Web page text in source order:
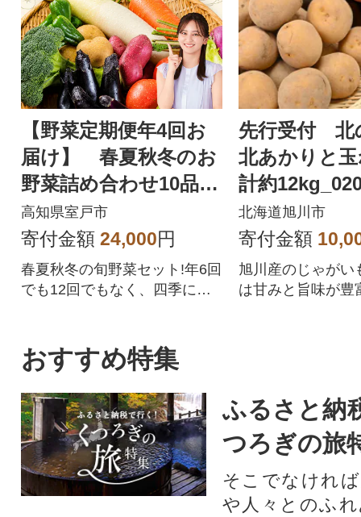
【野菜定期便年4回お
届け】 春夏秋冬のお
野菜詰め合わせ10品
レシピ付き春夏秋冬の
野菜セット
高知県室戸市
寄付金額 24,000円
春夏秋冬の旬野菜セット!年6回
でも12回でもなく、四季に合
マト)、なす、さつま芋(さつま
いも)、大根、じゃがいも、人
参(ニンジン)、キャベツ、白菜
などを野菜詰め合わせ!野菜ジ
ュース・野菜スープなど野菜
中心の生活に、アウトドア、
キャンプなどのBBQ(バーベキ
ュー)にもご活用いただけま
先行受付
北あかりと
計約
北海道旭川市
寄付金額
旭川産のじゃがい
は甘みと旨味が豊
おすすめ特集
ふるさと納
つろぎの旅
そこでなけれ
や人々とのふ